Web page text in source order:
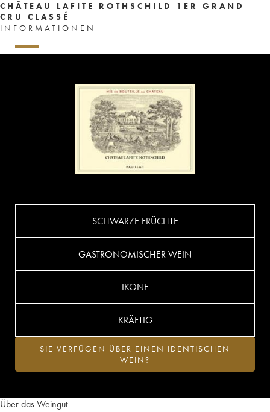
CHÂTEAU LAFITE ROTHSCHILD 1ER GRAND
CRU CLASSÉ
INFORMATIONEN
Über das Weingut
SCHWARZE FRÜCHTE
GASTRONOMISCHER WEIN
IKONE
KRÄFTIG
SIE VERFÜGEN ÜBER EINEN IDENTISCHEN
WEIN?